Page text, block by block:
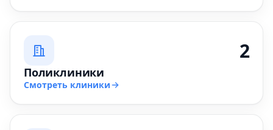
2
Поликлиники
Смотреть клиники